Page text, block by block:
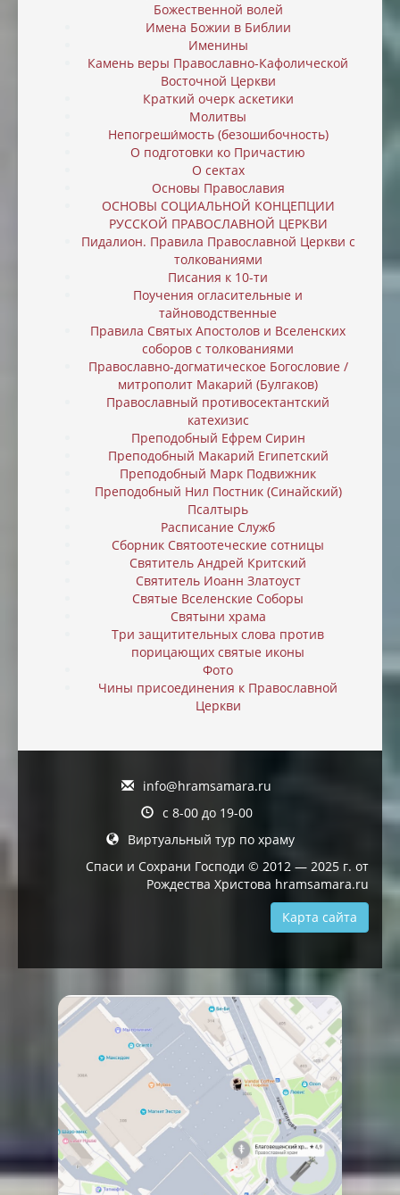
Божественной волей
Имена Божии в Библии
Именины
Камень веры Православно-Кафолической
Восточной Церкви
Краткий очерк аскетики
Молитвы
Непогреши́мость (безошибочность)
О подготовки ко Причастию
О сектах
Основы Православия
ОСНОВЫ СОЦИАЛЬНОЙ КОНЦЕПЦИИ
РУССКОЙ ПРАВОСЛАВНОЙ ЦЕРКВИ
Пидалион. Правила Православной Церкви с
толкованиями
Писания к 10-ти
Поучения огласительные и
тайноводственные
Правила Святых Апостолов и Вселенских
соборов с толкованиями
Православно-догматическое Богословие /
митрополит Макарий (Булгаков)
Православный противосектантский
катехизис
Преподобный Ефрем Сирин
Преподобный Макарий Египетский
Преподобный Марк Подвижник
Преподобный Нил Постник (Синайский)
Псалтырь
Расписание Служб
Сборник Святоотеческие сотницы
Святитель Андрей Критский
Святитель Иоанн Златоуст
Святые Вселенские Соборы
Святыни храма
Три защитительных слова против
порицающих святые иконы
Фото
Чины присоединения к Православной
Церкви
info@hramsamara.ru
с 8-00 до 19-00
Виртуальный тур по храму
Спаси и Сохрани Господи © 2012 — 2025 г. от
Рождества Христова hramsamara.ru
Карта сайта